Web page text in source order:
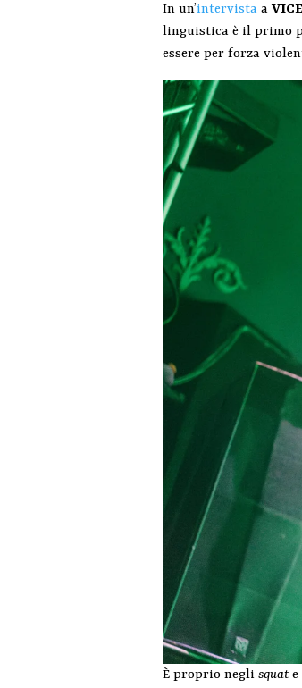
In un’intervista a
linguistica è il primo
essere per forza
È proprio neglisquat